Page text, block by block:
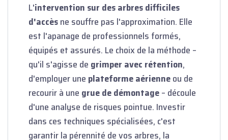
L'intervention sur des arbres difficiles
d'accèsne souffre pas l'approximation. Elle
est l'apanage de professionnels formés,
équipés et assurés. Le choix de la méthode –
qu'il s'agisse de grimper avec rétention,
d'employer une plateforme aérienneou de
recourir à une grue de démontage– découle
d'une analyse de risques pointue. Investir
dans ces techniques spécialisées, c'est
garantir la pérennité de vos arbres, la